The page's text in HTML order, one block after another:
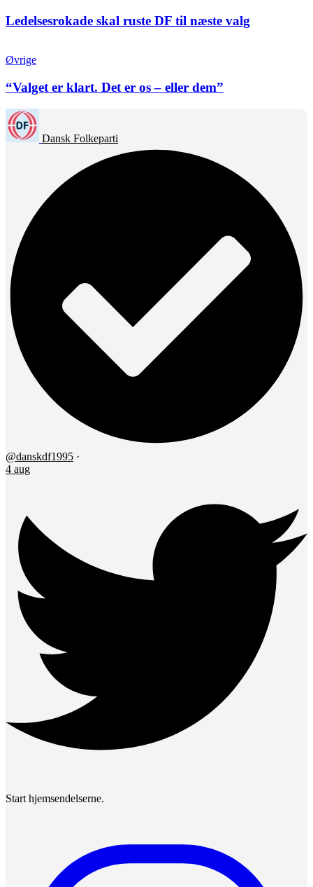
Ledelsesrokade skal ruste DF til næste valg
Øvrige
“Valget er klart. Det er os – eller dem”
Dansk Folkeparti
@danskdf1995 ·
4 aug
Start hjemsendelserne.